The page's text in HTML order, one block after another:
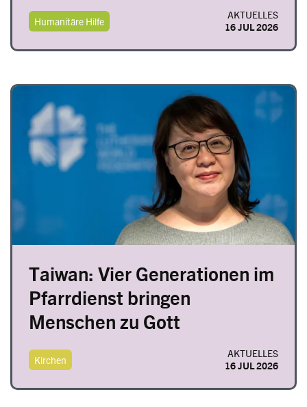
Humanitäre Hilfe
AKTUELLES
16 JUL 2026
Image
Taiwan: Vier Generationen im
Pfarrdienst bringen
Menschen zu Gott
Kirchen
AKTUELLES
16 JUL 2026